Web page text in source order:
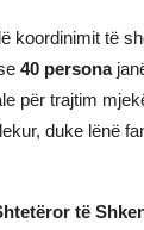
koordinimit të
40 persona
për trajtim
duke lënë
të